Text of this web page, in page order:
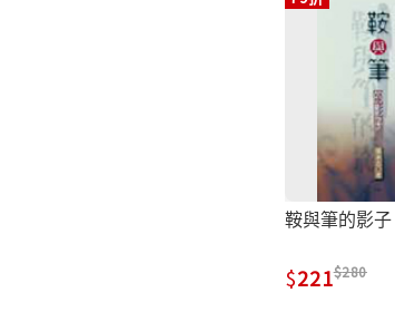
鞍與筆的影子
221 280